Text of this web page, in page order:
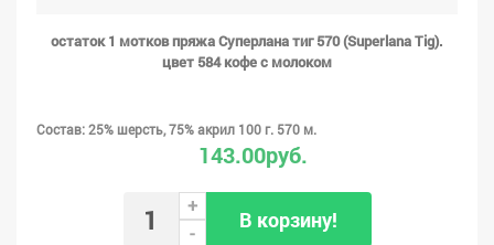
остаток 1 мотков пряжа Суперлана тиг 570 (Superlana Tig).
цвет 584 кофе с молоком
Состав: 25% шерсть, 75% акрил 100 г. 570 м.
143.00руб.
+
-
В корзину!